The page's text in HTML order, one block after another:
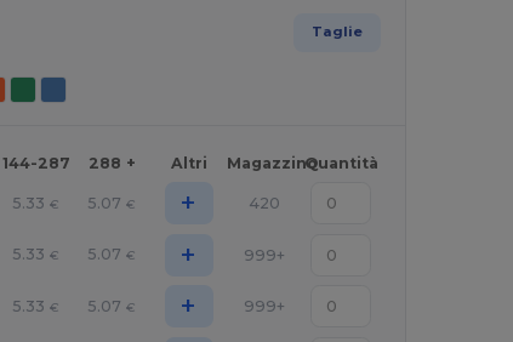
Taglie
144-287 288 + Altri MagazzinoQuantità
5.33 € 5.07 € + 420
5.33 € 5.07 € + 999+
5.33 € 5.07 € + 999+